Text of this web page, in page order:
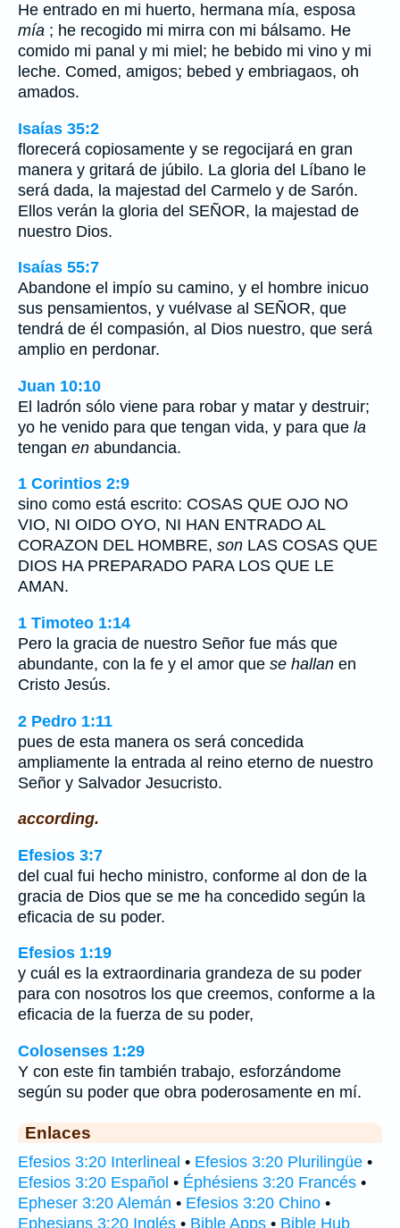
He entrado en mi huerto, hermana mía, esposa
mía ; he recogido mi mirra con mi bálsamo. He
comido mi panal y mi miel; he bebido mi vino y mi
leche. Comed, amigos; bebed y embriagaos, oh
amados.
Isaías 35:2
florecerá copiosamente y se regocijará en gran
manera y gritará de júbilo. La gloria del Líbano le
será dada, la majestad del Carmelo y de Sarón.
Ellos verán la gloria del SEÑOR, la majestad de
nuestro Dios.
Isaías 55:7
Abandone el impío su camino, y el hombre inicuo
sus pensamientos, y vuélvase al SEÑOR, que
tendrá de él compasión, al Dios nuestro, que será
amplio en perdonar.
Juan 10:10
El ladrón sólo viene para robar y matar y destruir;
yo he venido para que tengan vida, y para que la
tengan en abundancia.
1 Corintios 2:9
sino como está escrito: COSAS QUE OJO NO
VIO, NI OIDO OYO, NI HAN ENTRADO AL
CORAZON DEL HOMBRE, son LAS COSAS QUE
DIOS HA PREPARADO PARA LOS QUE LE
AMAN.
1 Timoteo 1:14
Pero la gracia de nuestro Señor fue más que
abundante, con la fe y el amor que se hallan en
Cristo Jesús.
2 Pedro 1:11
pues de esta manera os será concedida
ampliamente la entrada al reino eterno de nuestro
Señor y Salvador Jesucristo.
according.
Efesios 3:7
del cual fui hecho ministro, conforme al don de la
gracia de Dios que se me ha concedido según la
eficacia de su poder.
Efesios 1:19
y cuál es la extraordinaria grandeza de su poder
para con nosotros los que creemos, conforme a la
eficacia de la fuerza de su poder,
Colosenses 1:29
Y con este fin también trabajo, esforzándome
según su poder que obra poderosamente en mí.
Enlaces
Efesios 3:20 Interlineal • Efesios 3:20 Plurilingüe •
Efesios 3:20 Español • Éphésiens 3:20 Francés •
Epheser 3:20 Alemán • Efesios 3:20 Chino •
Ephesians 3:20 Inglés • Bible Apps • Bible Hub